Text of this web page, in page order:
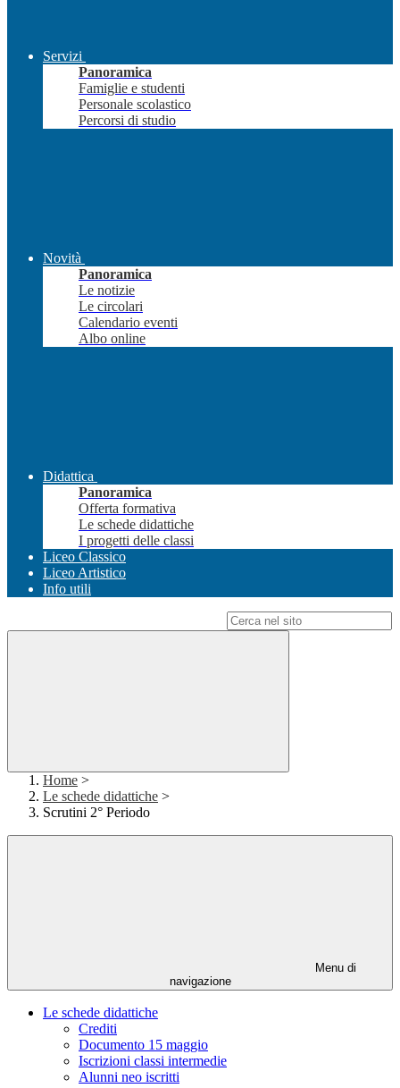
Servizi
Panoramica
Famiglie e studenti
Personale scolastico
Percorsi di studio
Novità
Panoramica
Le notizie
Le circolari
Calendario eventi
Albo online
Didattica
Panoramica
Offerta formativa
Le schede didattiche
I progetti delle classi
Liceo Classico
Liceo Artistico
Info utili
Home >
Le schede didattiche >
Scrutini 2° Periodo
Menu di
navigazione
Le schede didattiche
Crediti
Documento 15 maggio
Iscrizioni classi intermedie
Alunni neo iscritti